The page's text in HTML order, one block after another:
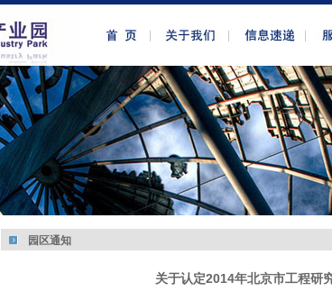
园区通知
关于认定2014年北京市工程研